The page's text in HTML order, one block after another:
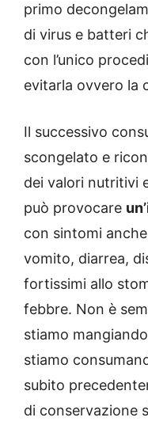
primo
di virus e batteri
con l’unico
evitarla ovvero la
Il successivo
scongelato e
dei valori nutritivi
può provocare
con sintomi
vomito, diarrea,
fortissimi allo
febbre. Non è
stiamo
stiamo
subito
di conservazione